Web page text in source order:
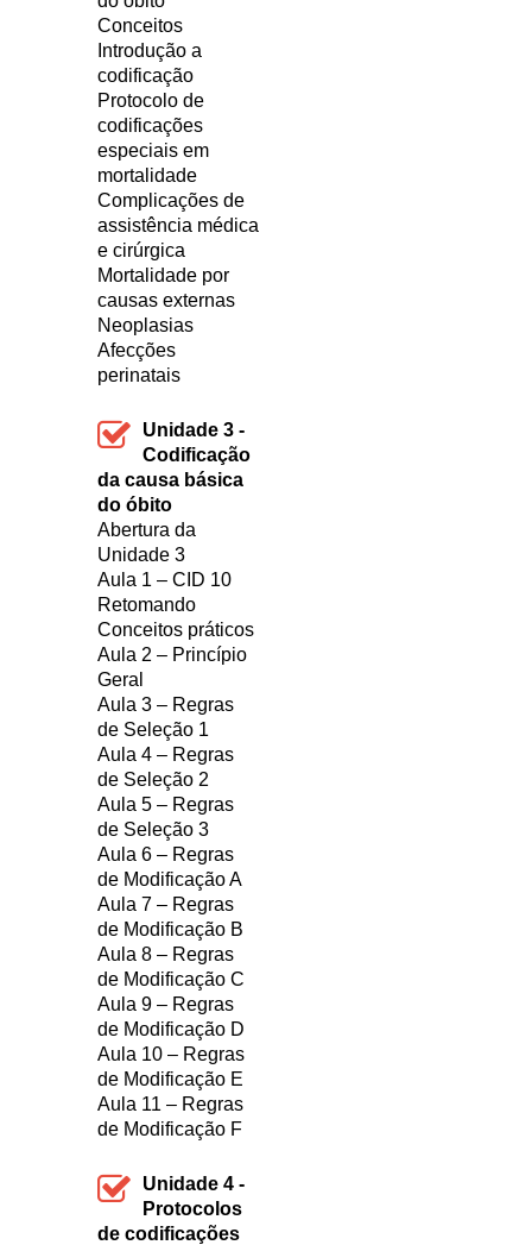
Conceitos
Introdução a
codificação
Protocolo de
codificações
especiais em
mortalidade
Complicações de
assistência médica
e cirúrgica
Mortalidade por
causas externas
Neoplasias
Afecções
perinatais
Unidade 3 -
Codificação
da causa básica
do óbito
Abertura da
Unidade 3
Aula 1 – CID 10
Retomando
Conceitos práticos
Aula 2 – Princípio
Geral
Aula 3 – Regras
de Seleção 1
Aula 4 – Regras
de Seleção 2
Aula 5 – Regras
de Seleção 3
Aula 6 – Regras
de Modificação A
Aula 7 – Regras
de Modificação B
Aula 8 – Regras
de Modificação C
Aula 9 – Regras
de Modificação D
Aula 10 – Regras
de Modificação E
Aula 11 – Regras
de Modificação F
Unidade 4 -
Protocolos
de codificações